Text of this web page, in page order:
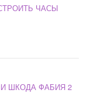
ЧАСЫ
ШКОДА ФАБИЯ 2